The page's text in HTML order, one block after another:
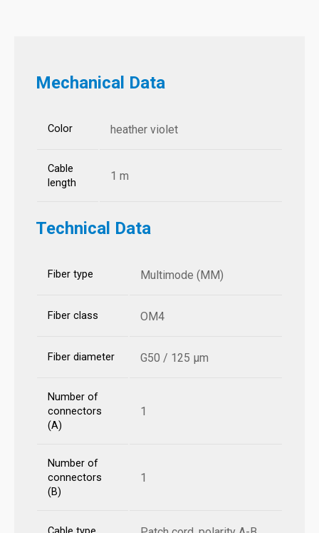
Mechanical Data
Color heather violet
Cable
length
1 m
Technical Data
Fiber type Multimode (MM)
Fiber class OM4
Fiber diameter G50 / 125 µm
Number of
connectors
(A)
1
Number of
connectors
(B)
1